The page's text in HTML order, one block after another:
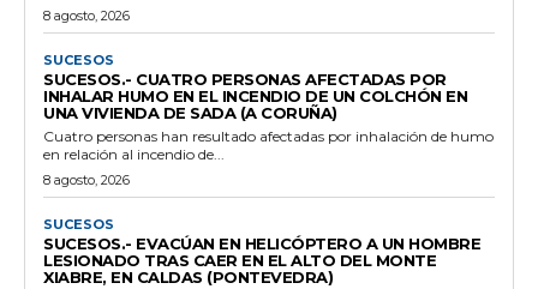
8 agosto, 2026
SUCESOS
SUCESOS.- CUATRO PERSONAS AFECTADAS POR
INHALAR HUMO EN EL INCENDIO DE UN COLCHÓN EN
UNA VIVIENDA DE SADA (A CORUÑA)
Cuatro personas han resultado afectadas por inhalación de humo
en relación al incendio de...
8 agosto, 2026
SUCESOS
SUCESOS.- EVACÚAN EN HELICÓPTERO A UN HOMBRE
LESIONADO TRAS CAER EN EL ALTO DEL MONTE
XIABRE, EN CALDAS (PONTEVEDRA)